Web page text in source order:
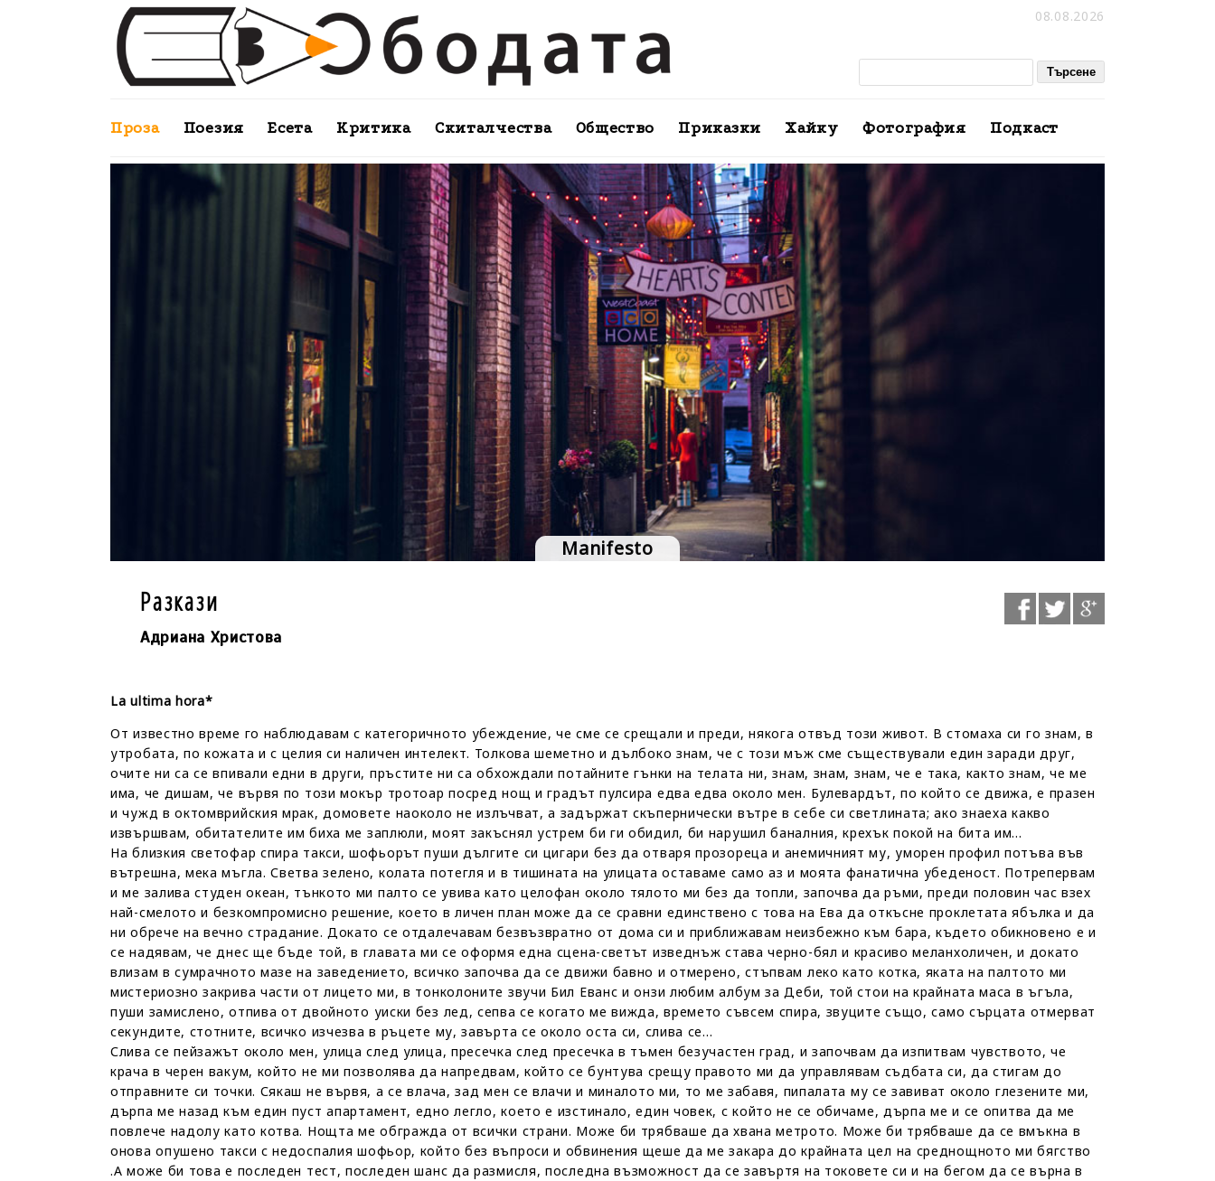
08.08.2026
Проза Поезия Есета Критика Скиталчества Общество Приказки Хайку Фотография Подкаст
Manifesto
Разкази
Адриана Христова
La ultima hora*
От известно време го наблюдавам с категоричното убеждение, че сме се срещали и преди, някога отвъд този живот. В стомаха си го знам, в
утробата, по кожата и с целия си наличен интелект. Толкова шеметно и дълбоко знам, че с този мъж сме съществували един заради друг,
очите ни са се впивали едни в други, пръстите ни са обхождали потайните гънки на телата ни, знам, знам, знам, че е така, както знам, че ме
има, че дишам, че вървя по този мокър тротоар посред нощ и градът пулсира едва едва около мен. Булевардът, по който се движа, е празен
и чужд в октомврийския мрак, домовете наоколо не излъчват, а задържат скъпернически вътре в себе си светлината; ако знаеха какво
извършвам, обитателите им биха ме заплюли, моят закъснял устрем би ги обидил, би нарушил баналния, крехък покой на бита им…
На близкия светофар спира такси, шофьорът пуши дългите си цигари без да отваря прозореца и анемичният му, уморен профил потъва във
вътрешна, мека мъгла. Светва зелено, колата потегля и в тишината на улицата оставаме само аз и моята фанатична убеденост. Потрепервам
и ме залива студен океан, тънкото ми палто се увива като целофан около тялото ми без да топли, започва да ръми, преди половин час взех
най-смелото и безкомпромисно решение, което в личен план може да се сравни единствено с това на Ева да откъсне проклетата ябълка и да
ни обрече на вечно страдание. Докато се отдалечавам безвъзвратно от дома си и приближавам неизбежно към бара, където обикновено е и
се надявам, че днес ще бъде той, в главата ми се оформя една сцена-светът изведнъж става черно-бял и красиво меланхоличен, и докато
влизам в сумрачното мазе на заведението, всичко започва да се движи бавно и отмерено, стъпвам леко като котка, яката на палтото ми
мистериозно закрива части от лицето ми, в тонколоните звучи Бил Еванс и онзи любим албум за Деби, той стои на крайната маса в ъгъла,
пуши замислено, отпива от двойното уиски без лед, сепва се когато ме вижда, времето съвсем спира, звуците също, само сърцата отмерват
секундите, стотните, всичко изчезва в ръцете му, завърта се около оста си, слива се…
Слива се пейзажът около мен, улица след улица, пресечка след пресечка в тъмен безучастен град, и започвам да изпитвам чувството, че
крача в черен вакум, който не ми позволява да напредвам, който се бунтува срещу правото ми да управлявам съдбата си, да стигам до
отправните си точки. Сякаш не вървя, а се влача, зад мен се влачи и миналото ми, то ме забавя, пипалата му се завиват около глезените ми,
дърпа ме назад към един пуст апартамент, едно легло, което е изстинало, един човек, с който не се обичаме, дърпа ме и се опитва да ме
повлече надолу като котва. Нощта ме обгражда от всички страни. Може би трябваше да хвана метрото. Може би трябваше да се вмъкна в
онова опушено такси с недоспалия шофьор, който без въпроси и обвинения щеше да ме закара до крайната цел на среднощното ми бягство
.А може би това е последен тест, последен шанс да размисля, последна възможност да се завъртя на токовете си и на бегом да се върна в